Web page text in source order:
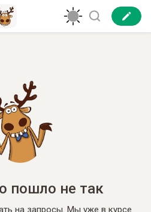
пошло не так
на запросы. Мы уже в курсе